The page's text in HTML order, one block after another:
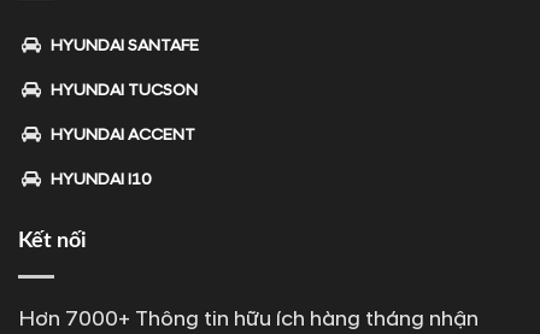
HYUNDAI SANTAFE
HYUNDAI TUCSON
HYUNDAI ACCENT
HYUNDAI I10
Kết nối
Hơn 7000+ Thông tin hữu ích hàng tháng nhận